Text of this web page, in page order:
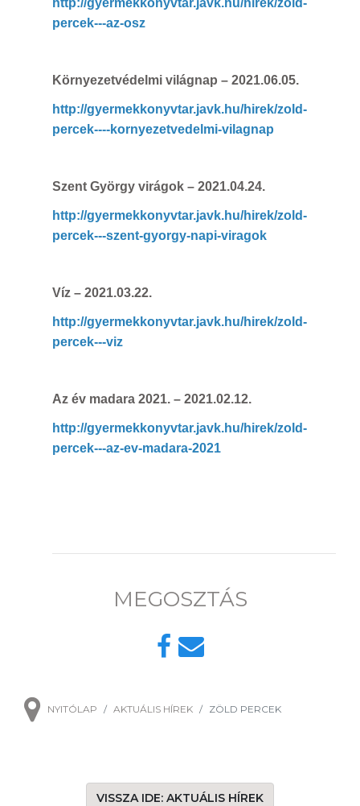
http://gyermekkonyvtar.javk.hu/hirek/zold-
percek---az-osz
Környezetvédelmi világnap – 2021.06.05.
http://gyermekkonyvtar.javk.hu/hirek/zold-
percek----kornyezetvedelmi-vilagnap
Szent György virágok – 2021.04.24.
http://gyermekkonyvtar.javk.hu/hirek/zold-
percek---szent-gyorgy-napi-viragok
Víz – 2021.03.22.
http://gyermekkonyvtar.javk.hu/hirek/zold-
percek---viz
Az év madara 2021. – 2021.02.12.
http://gyermekkonyvtar.javk.hu/hirek/zold-
percek---az-ev-madara-2021
MEGOSZTÁS
NYITÓLAP AKTUÁLIS HÍREK ZÖLD PERCEK
VISSZA IDE: AKTUÁLIS HÍREK